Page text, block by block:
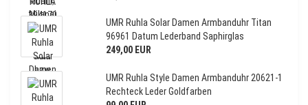
UMR Ruhla Solar Damen Armbanduhr Titan
96961 Datum Lederband Saphirglas
249,00 EUR
UMR Ruhla Style Damen Armbanduhr 20621-1
Rechteck Leder Goldfarben